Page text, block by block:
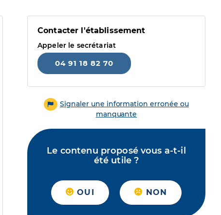
Contacter l'établissement
Appeler le secrétariat
04 91 18 82 70
Signaler une information erronée ou
manquante
Le contenu proposé vous a-t-il
été utile ?
OUI NON